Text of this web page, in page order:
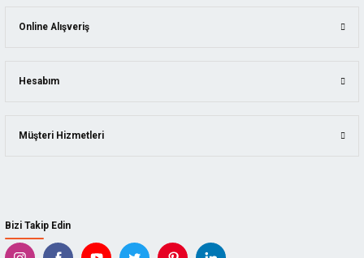
Bizi Takip Edin
Online Alışveriş
Hesabım
Müşteri Hizmetleri